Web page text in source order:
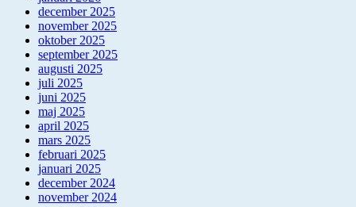
december 2025
november 2025
oktober 2025
september 2025
augusti 2025
juli 2025
juni 2025
maj 2025
april 2025
mars 2025
februari 2025
januari 2025
december 2024
november 2024